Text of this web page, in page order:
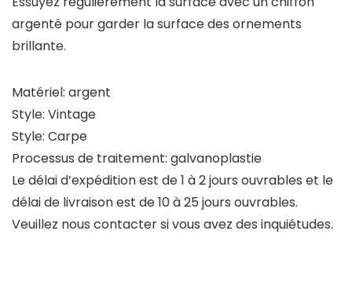
argenté pour garder la surface des ornements
brillante.
Matériel: argent
Style: Vintage
Style: Carpe
Processus de traitement: galvanoplastie
Le délai d’expédition est de 1 à 2 jours ouvrables et le
délai de livraison est de 10 à 25 jours ouvrables.
Veuillez nous contacter si vous avez des inquiétudes.